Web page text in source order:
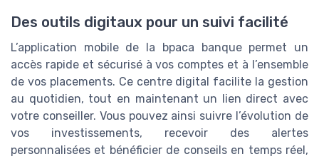
Des outils digitaux pour un suivi facilité
L’application mobile de la bpaca banque permet un
accès rapide et sécurisé à vos comptes et à l’ensemble
de vos placements. Ce centre digital facilite la gestion
au quotidien, tout en maintenant un lien direct avec
votre conseiller. Vous pouvez ainsi suivre l’évolution de
vos investissements, recevoir des alertes
personnalisées et bénéficier de conseils en temps réel,